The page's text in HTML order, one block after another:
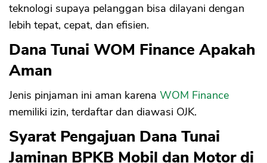
teknologi supaya pelanggan bisa dilayani dengan
lebih tepat, cepat, dan efisien.
Dana Tunai WOM Finance Apakah
Aman
Jenis pinjaman ini aman karena WOM Finance
memiliki izin, terdaftar dan diawasi OJK.
Syarat Pengajuan Dana Tunai
Jaminan BPKB Mobil dan Motor di